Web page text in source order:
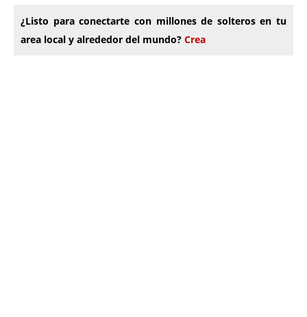
¿Listo para conectarte con millones de solteros en tu
area local y alrededor del mundo? Crea